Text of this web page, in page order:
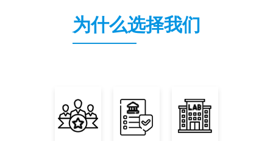
为什么选择我们